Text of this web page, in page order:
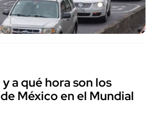
a qué hora son los
México en el Mundial